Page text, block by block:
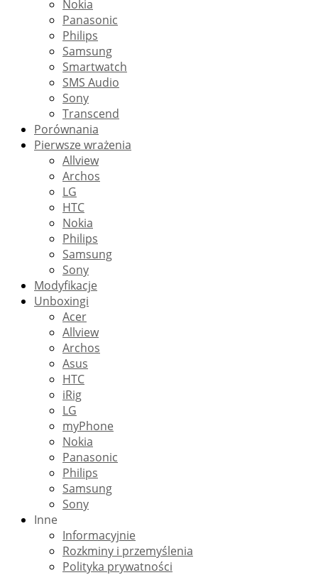
Nokia
Panasonic
Philips
Samsung
Smartwatch
SMS Audio
Sony
Transcend
Porównania
Pierwsze wrażenia
Allview
Archos
LG
HTC
Nokia
Philips
Samsung
Sony
Modyfikacje
Unboxingi
Acer
Allview
Archos
Asus
HTC
iRig
LG
myPhone
Nokia
Panasonic
Philips
Samsung
Sony
Inne
Informacyjnie
Rozkminy i przemyślenia
Polityka prywatności